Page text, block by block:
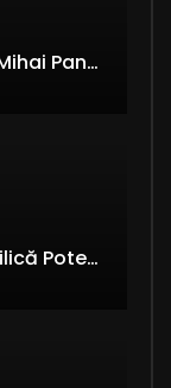
INTERES LOCAL – invitați: dr. Mihai Panaitescu – Manager Teatrul de Artă Deva și Alexandru Grecu
INTERES LOCAL – invitat: Vasilică Potecă – Senator PNL Hunedoara